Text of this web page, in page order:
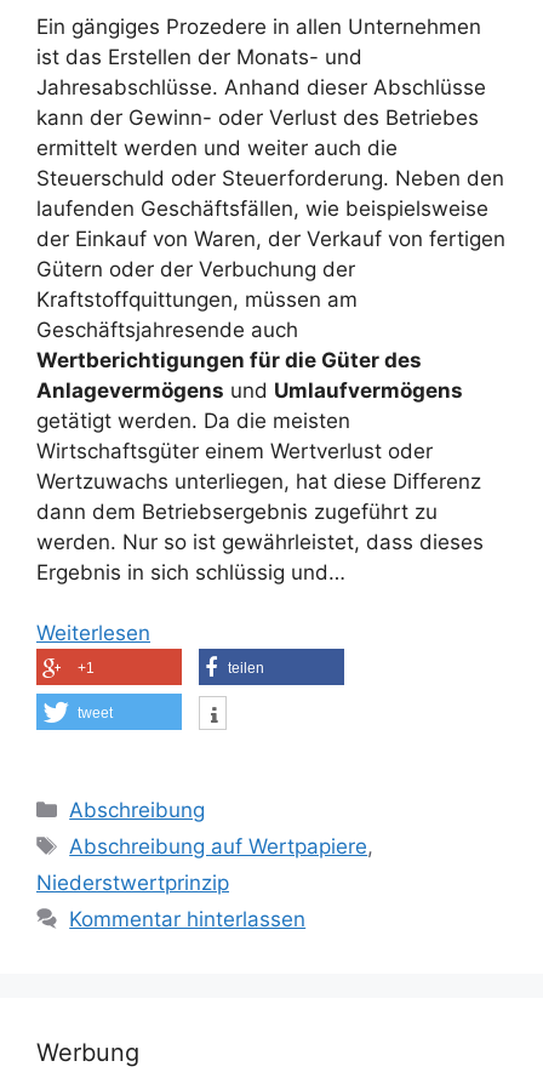
Ein gängiges Prozedere in allen Unternehmen
ist das Erstellen der Monats- und
Jahresabschlüsse. Anhand dieser Abschlüsse
kann der Gewinn- oder Verlust des Betriebes
ermittelt werden und weiter auch die
Steuerschuld oder Steuerforderung. Neben den
laufenden Geschäftsfällen, wie beispielsweise
der Einkauf von Waren, der Verkauf von fertigen
Gütern oder der Verbuchung der
Kraftstoffquittungen, müssen am
Geschäftsjahresende auch
Wertberichtigungen für die Güter des
Anlagevermögens und Umlaufvermögens
getätigt werden. Da die meisten
Wirtschaftsgüter einem Wertverlust oder
Wertzuwachs unterliegen, hat diese Differenz
dann dem Betriebsergebnis zugeführt zu
werden. Nur so ist gewährleistet, dass dieses
Ergebnis in sich schlüssig und…
Weiterlesen
+1 teilen
tweet
Kategorien
Abschreibung
Schlagwörter
Abschreibung auf Wertpapiere,
Niederstwertprinzip
Kommentar hinterlassen
Werbung